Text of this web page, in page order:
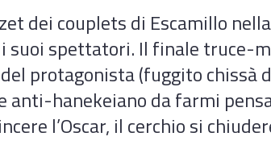
dei couplets di Escamillo nella
suoi spettatori. Il finale truce-
protagonista (fuggito chissà
hanekeiano da farmi
l’Oscar, il cerchio si